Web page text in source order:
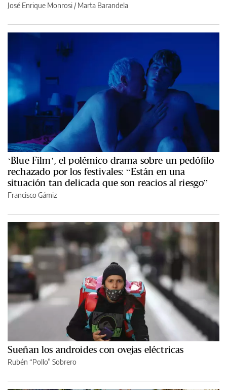
José Enrique Monrosi / Marta Barandela
‘Blue Film’, el polémico drama sobre un pedófilo
rechazado por los festivales: “Están en una
situación tan delicada que son reacios al riesgo”
Francisco Gámiz
Sueñan los androides con ovejas eléctricas
Rubén “Pollo” Sobrero